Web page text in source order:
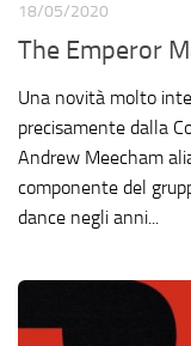
18/05/2020
The Emperor
Una novità molto
precisamente dalla
Andrew Meecham
componente del
dance negli anni...